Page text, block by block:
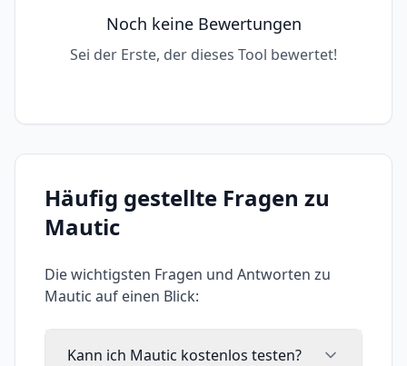
Noch keine Bewertungen
Sei der Erste, der dieses Tool bewertet!
Häufig gestellte Fragen zu
Mautic
Die wichtigsten Fragen und Antworten zu
Mautic auf einen Blick:
Kann ich Mautic kostenlos testen?